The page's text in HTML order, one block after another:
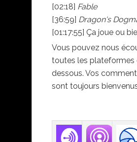
[02:18] Fable
[36:59] Dragon's
[01:17:55] Ça joue ou
Vous pouvez nous
toutes les plateformes
dessous. Vos
sont toujours